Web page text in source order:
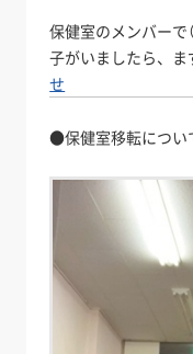
保健室のメンバーで
子がいましたら、
せ
●保健室移転につい